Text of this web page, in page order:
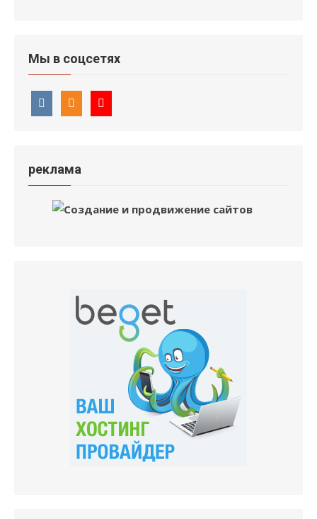
Мы в соцсетях
реклама